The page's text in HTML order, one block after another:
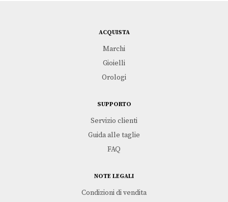
ACQUISTA
Marchi
Gioielli
Orologi
SUPPORTO
Servizio clienti
Guida alle taglie
FAQ
NOTE LEGALI
Condizioni di vendita